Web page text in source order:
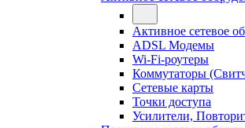
Активное сетевое
ADSL Модемы
Wi-Fi-роутеры
Коммутаторы
Сетевые карты
Точки доступа
Усилители,